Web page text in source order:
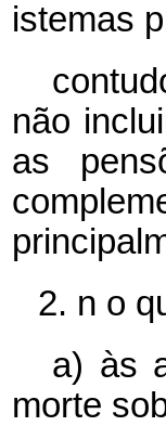
istemas p
não
as
2. n o
a) às
morte